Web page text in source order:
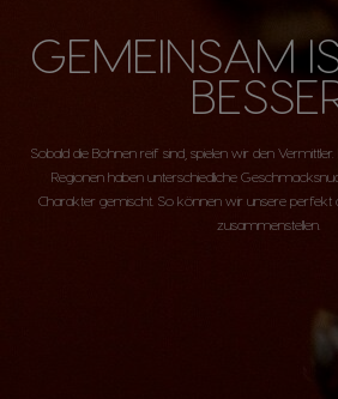
GEMEINSAM
Sobald die Bohnen reif sind, spielen wir den
Regionen haben unterschiedliche
Charakter gemischt. So können wir unsere perfekt
zusammenstellen.